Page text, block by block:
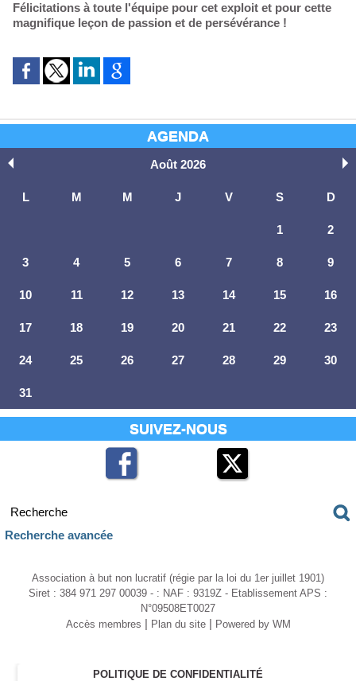
AGENDA
Août 2026
L M M J V S D
1 2
3 4 5 6 7 8 9
10 11 12 13 14 15 16
17 18 19 20 21 22 23
24 25 26 27 28 29 30
31
SUIVEZ-NOUS
Recherche avancée
Félicitations à toute l'équipe pour cet exploit et pour cette
magnifique leçon de passion et de persévérance !
Association à but non lucratif (régie par la loi du 1er juillet 1901)
Siret : 384 971 297 00039 - : NAF : 9319Z - Etablissement APS :
N°09508ET0027
Accès membres | Plan du site | Powered by WM
POLITIQUE DE CONFIDENTIALITÉ